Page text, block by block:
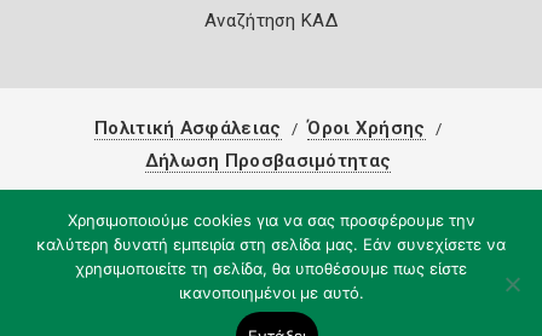
Αναζήτηση ΚΑΔ
Πολιτική Ασφάλειας
Όροι Χρήσης
Δήλωση Προσβασιμότητας
Χρησιμοποιούμε cookies για να σας προσφέρουμε την
καλύτερη δυνατή εμπειρία στη σελίδα μας. Εάν συνεχίσετε να
χρησιμοποιείτε τη σελίδα, θα υποθέσουμε πως είστε
ικανοποιημένοι με αυτό.